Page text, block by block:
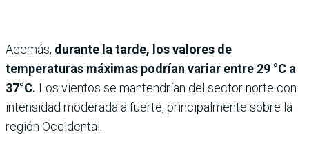
Además, durante la tarde, los valores de
temperaturas máximas podrían variar entre 29 °C a
37°C. Los vientos se mantendrían del sector norte con
intensidad moderada a fuerte, principalmente sobre la
región Occidental.